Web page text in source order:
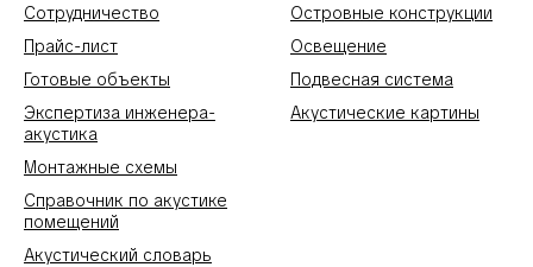
Сотрудничество
Прайс-лист
Готовые объекты
Экспертиза инженера-
акустика
Монтажные схемы
Справочник по акустике
помещений
Акустический словарь
Островные конструкции
Освещение
Подвесная система
Акустические картины